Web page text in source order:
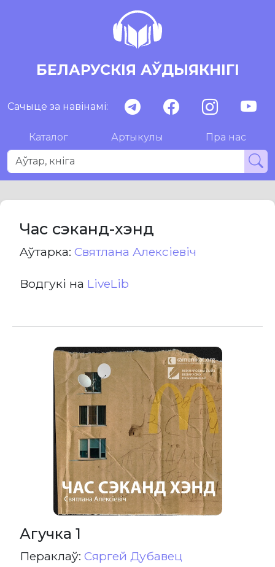
БЕЛАРУСКІЯ АЎДЫЯКНІГІ
Сачыце за навінамі:
Каталог Артыкулы Пра нас
Час сэканд-хэнд
Aўтарка: Святлана Алексіевіч
Водгукі на LiveLib
Агучка 1
Пераклаў: Сяргей Дубавец